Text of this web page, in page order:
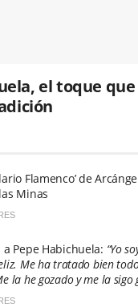
el toque
Flamenco’ de
Minas
a Pepe Habichuela: “Yo
Me ha tratado bien
la he gozado y me la sigo